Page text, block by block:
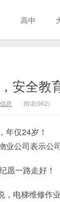
高中
安全教
信息 阅读(962)
年仅24岁！
公司表示公
愿一路走好！
电梯维修作